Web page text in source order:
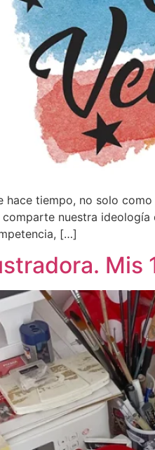
hace tiempo, no solo
nuestra
[…]
Mis